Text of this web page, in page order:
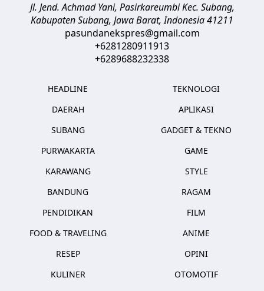
Jl. Jend. Achmad Yani, Pasirkareumbi Kec. Subang,
Kabupaten Subang, Jawa Barat,Indonesia41211
pasundanekspres@gmail.com
+6281280911913
+6289688232338
HEADLINE
DAERAH
SUBANG
PURWAKARTA
KARAWANG
BANDUNG
PENDIDIKAN
FOOD & TRAVELING
RESEP
KULINER
TEKNOLOGI
APLIKASI
GADGET & TEKNO
GAME
STYLE
RAGAM
FILM
ANIME
OPINI
OTOMOTIF